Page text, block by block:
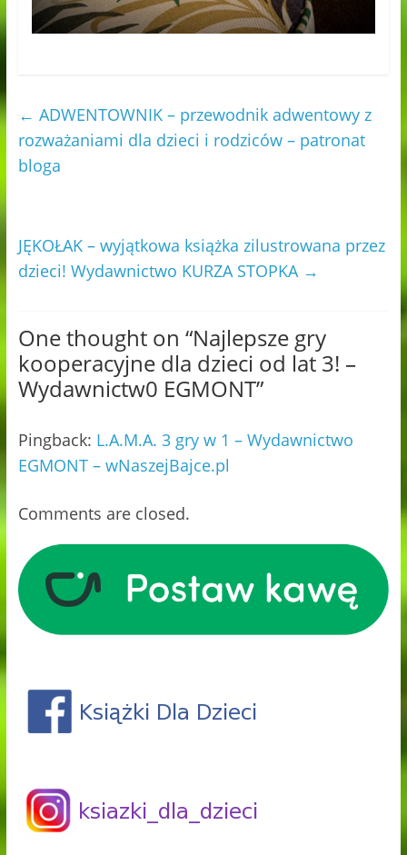
← ADWENTOWNIK – przewodnik adwentowy z
rozważaniami dla dzieci i rodziców – patronat
bloga
JĘKOŁAK – wyjątkowa książka zilustrowana przez
dzieci! Wydawnictwo KURZA STOPKA →
One thought on “Najlepsze gry
kooperacyjne dla dzieci od lat 3! –
Wydawnictw0 EGMONT”
Pingback: L.A.M.A. 3 gry w 1 – Wydawnictwo
EGMONT – wNaszejBajce.pl
Comments are closed.